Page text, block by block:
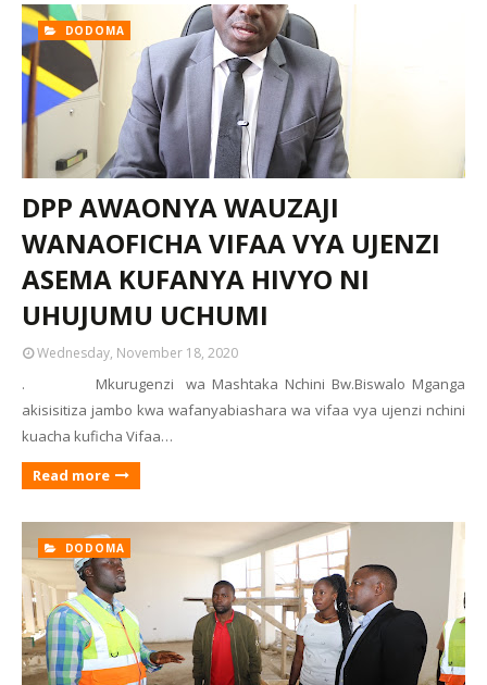
DODOMA
DPP AWAONYA WAUZAJI
WANAOFICHA VIFAA VYA UJENZI
ASEMA KUFANYA HIVYO NI
UHUJUMU UCHUMI
Wednesday, November 18, 2020
. Mkurugenzi wa Mashtaka Nchini Bw.Biswalo Mganga
akisisitiza jambo kwa wafanyabiashara wa vifaa vya ujenzi nchini
kuacha kuficha Vifaa…
Read more
DODOMA